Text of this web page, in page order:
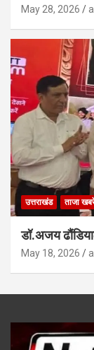
May 28, 2026
उत्तराखंड ताजा
डॉ.अजय
May 18, 2026